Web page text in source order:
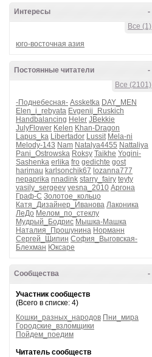
-
Интересы
Все (1)
юго-восточная азия
-
Постоянные читатели
Все (2101)
-Поднебесная- Assketka DAY_MEN
Elen_i_rebyata Evgenij_Ruskich
Handbalancing Heler JBekkie
JulyFlower Kelen Khan-Dragon
Lapus_ka Libertador Lussit Mela-ni
Melody-143 Nam Natalya4455 Nattaliya
Pani_Ostrowska Roksy Taikhe Yogini-
Sashenka erlika fro gedichte gost
harimau karlsonchik67 lozanna777
nepaprika nnadink starry_fairy teyty
vasily_sergeev vesna_2010 Аргона
Граф-С Золотое_кольцо
Катя_Дизайнер_Иванова Лаконика
ЛеДо Мелом_по_стеклу
Мудрый_Бодрис Мышка-Машка
Наталия_Прошунина Норманн
Сергей_Щипин София_Выговская-
Блехман Юксаре
-
Сообщества
Участник сообществ
(Всего в списке: 4)
Кошки_разных_народов Пни_мира
Городские_взломщики
Пойдем_поедим
Читатель сообществ